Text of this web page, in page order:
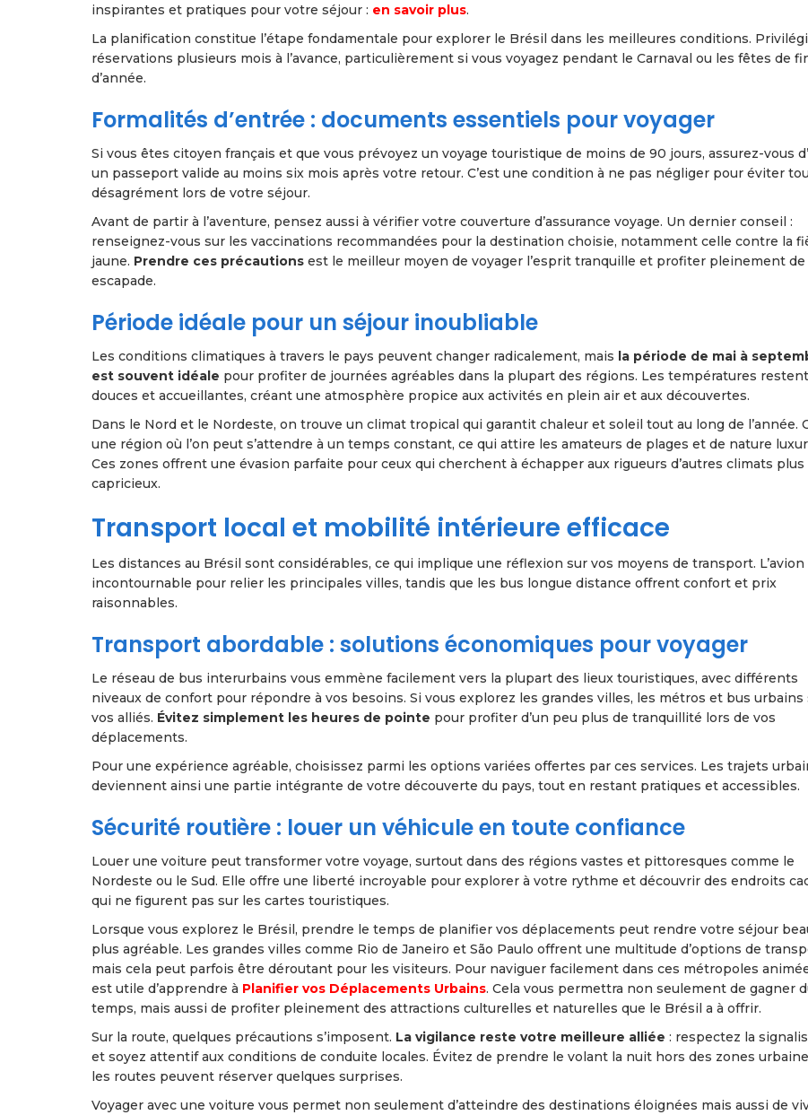
inspirantes et pratiques pour votre séjour : en savoir plus.
La planification constitue l’étape fondamentale pour explorer le Brésil dans les meilleures conditions.
réservations plusieurs mois à l’avance, particulièrement si vous voyagez pendant le Carnaval ou les fêtes de
d’année.
Formalités d’entrée : documents essentiels pour voyager
Si vous êtes citoyen français et que vous prévoyez un voyage touristique de moins de 90 jours, assurez-vous
un passeport valide au moins six mois après votre retour. C’est une condition à ne pas négliger pour éviter
désagrément lors de votre séjour.
Avant de partir à l’aventure, pensez aussi à vérifier votre couverture d’assurance voyage. Un dernier conseil :
renseignez-vous sur les vaccinations recommandées pour la destination choisie, notamment celle contre la
jaune. Prendre ces précautions est le meilleur moyen de voyager l’esprit tranquille et profiter pleinement
escapade.
Période idéale pour un séjour inoubliable
Les conditions climatiques à travers le pays peuvent changer radicalement, mais la période de mai à
est souvent idéale pour profiter de journées agréables dans la plupart des régions. Les températures restent
douces et accueillantes, créant une atmosphère propice aux activités en plein air et aux découvertes.
Dans le Nord et le Nordeste, on trouve un climat tropical qui garantit chaleur et soleil tout au long de l’année.
une région où l’on peut s’attendre à un temps constant, ce qui attire les amateurs de plages et de nature
Ces zones offrent une évasion parfaite pour ceux qui cherchent à échapper aux rigueurs d’autres climats plus
capricieux.
Transport local et mobilité intérieure efficace
Les distances au Brésil sont considérables, ce qui implique une réflexion sur vos moyens de transport.
incontournable pour relier les principales villes, tandis que les bus longue distance offrent confort et prix
raisonnables.
Transport abordable : solutions économiques pour voyager
Le réseau de bus interurbains vous emmène facilement vers la plupart des lieux touristiques, avec différents
niveaux de confort pour répondre à vos besoins. Si vous explorez les grandes villes, les métros et bus
vos alliés. Évitez simplement les heures de pointe pour profiter d’un peu plus de tranquillité lors de vos
déplacements.
Pour une expérience agréable, choisissez parmi les options variées offertes par ces services. Les trajets
deviennent ainsi une partie intégrante de votre découverte du pays, tout en restant pratiques et accessibles.
Sécurité routière : louer un véhicule en toute confiance
Louer une voiture peut transformer votre voyage, surtout dans des régions vastes et pittoresques comme le
Nordeste ou le Sud. Elle offre une liberté incroyable pour explorer à votre rythme et découvrir des endroits
qui ne figurent pas sur les cartes touristiques.
Lorsque vous explorez le Brésil, prendre le temps de planifier vos déplacements peut rendre votre séjour
plus agréable. Les grandes villes comme Rio de Janeiro et São Paulo offrent une multitude d’options de
mais cela peut parfois être déroutant pour les visiteurs. Pour naviguer facilement dans ces métropoles
est utile d’apprendre à Planifier vos Déplacements Urbains. Cela vous permettra non seulement de gagner
temps, mais aussi de profiter pleinement des attractions culturelles et naturelles que le Brésil a à offrir.
Sur la route, quelques précautions s’imposent. La vigilance reste votre meilleure alliée : respectez la
et soyez attentif aux conditions de conduite locales. Évitez de prendre le volant la nuit hors des zones
les routes peuvent réserver quelques surprises.
Voyager avec une voiture vous permet non seulement d’atteindre des destinations éloignées mais aussi de